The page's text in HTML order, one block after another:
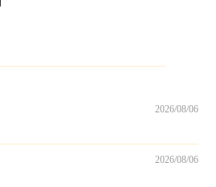
2026/08/06
2026/08/06